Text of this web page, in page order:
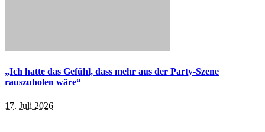
„Ich hatte das Gefühl, dass mehr aus der Party-Szene
rauszuholen wäre“
17. Juli 2026